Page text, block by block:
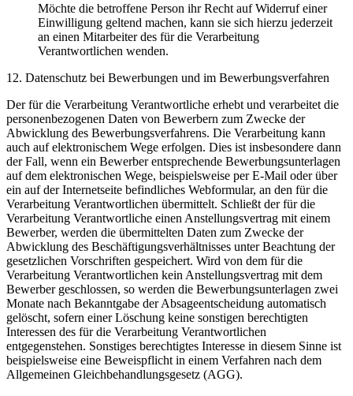
Möchte die betroffene Person ihr Recht auf Widerruf einer
Einwilligung geltend machen, kann sie sich hierzu jederzeit
an einen Mitarbeiter des für die Verarbeitung
Verantwortlichen wenden.
12. Datenschutz bei Bewerbungen und im Bewerbungsverfahren
Der für die Verarbeitung Verantwortliche erhebt und verarbeitet die
personenbezogenen Daten von Bewerbern zum Zwecke der
Abwicklung des Bewerbungsverfahrens. Die Verarbeitung kann
auch auf elektronischem Wege erfolgen. Dies ist insbesondere dann
der Fall, wenn ein Bewerber entsprechende Bewerbungsunterlagen
auf dem elektronischen Wege, beispielsweise per E-Mail oder über
ein auf der Internetseite befindliches Webformular, an den für die
Verarbeitung Verantwortlichen übermittelt. Schließt der für die
Verarbeitung Verantwortliche einen Anstellungsvertrag mit einem
Bewerber, werden die übermittelten Daten zum Zwecke der
Abwicklung des Beschäftigungsverhältnisses unter Beachtung der
gesetzlichen Vorschriften gespeichert. Wird von dem für die
Verarbeitung Verantwortlichen kein Anstellungsvertrag mit dem
Bewerber geschlossen, so werden die Bewerbungsunterlagen zwei
Monate nach Bekanntgabe der Absageentscheidung automatisch
gelöscht, sofern einer Löschung keine sonstigen berechtigten
Interessen des für die Verarbeitung Verantwortlichen
entgegenstehen. Sonstiges berechtigtes Interesse in diesem Sinne ist
beispielsweise eine Beweispflicht in einem Verfahren nach dem
Allgemeinen Gleichbehandlungsgesetz (AGG).